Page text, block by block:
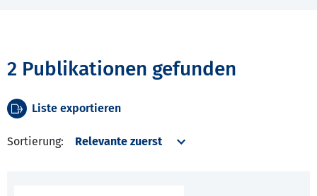
2 Publikationen gefunden
Liste exportieren
Sortierung: